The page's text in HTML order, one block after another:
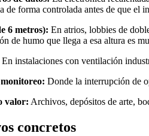
de forma controlada antes de que
6 metros): En atrios, lobbies de
de humo que llega a esa altura es
En instalaciones con ventilación
Donde la interrupción de
valor: Archivos, depósitos de arte,
concretos